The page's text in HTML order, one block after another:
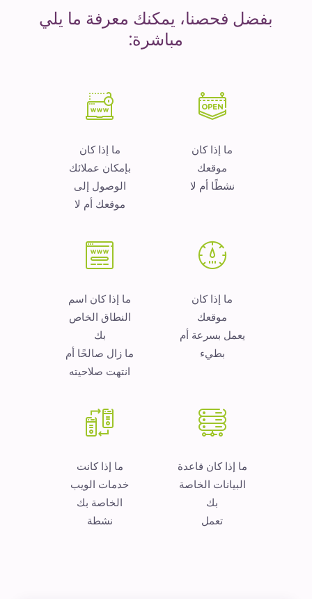
بفضل فحصنا، يمكنك معرفة ما يلي
مباشرة:
ما إذا كان
موقعك
نشطًا أم لا
ما إذا كان
بإمكان عملائك
الوصول إلى
موقعك أم لا
ما إذا كان
موقعك
يعمل بسرعة أم
بطيء
ما إذا كان اسم
النطاق الخاص
بك
ما زال صالحًا أم
انتهت صلاحيته
ما إذا كان قاعدة
البيانات الخاصة
بك
تعمل
ما إذا كانت
خدمات الويب
الخاصة بك
نشطة